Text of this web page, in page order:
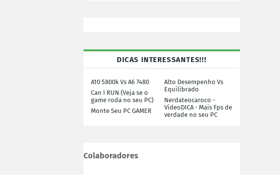
DICAS INTERESSANTES!!!
A10 5800k Vs A6 7480
Alto Desempenho Vs
Equilibrado
Can I RUN (Veja se o
game roda no seu PC)
Nerdateocaroco -
VideoDICA - Mais Fps de
verdade no seu PC
Monte Seu PC GAMER
Colaboradores